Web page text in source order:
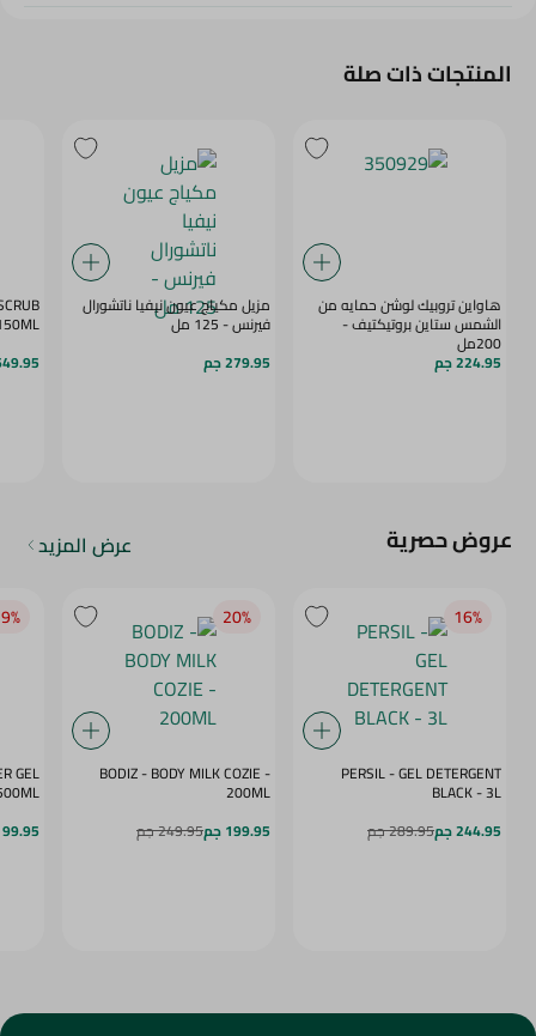
المنتجات ذات صلة
هاواين تروبيك لوشن حمايه من
الشمس ستاين بروتيكتيف -
200مل
224.95 جم
مزيل مكياج عيون نيفيا ناتشورال
فيرنس - 125 مل
279.95 جم
649.95
عروض حصرية عرض المزيد
16‎%‎
PERSIL - GEL DETERGENT
BLACK - 3L
244.95 جم
289.95 جم
20‎%‎
BODIZ - BODY MILK COZIE -
200ML
199.95 جم
249.95 جم
GEL
- 500ML
99.95 جم